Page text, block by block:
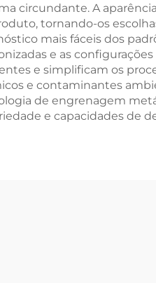
circundante. A
tornando-os
mais fáceis dos
e as
e simplificam os
e contaminantes
de engrenagem
e capacidades de